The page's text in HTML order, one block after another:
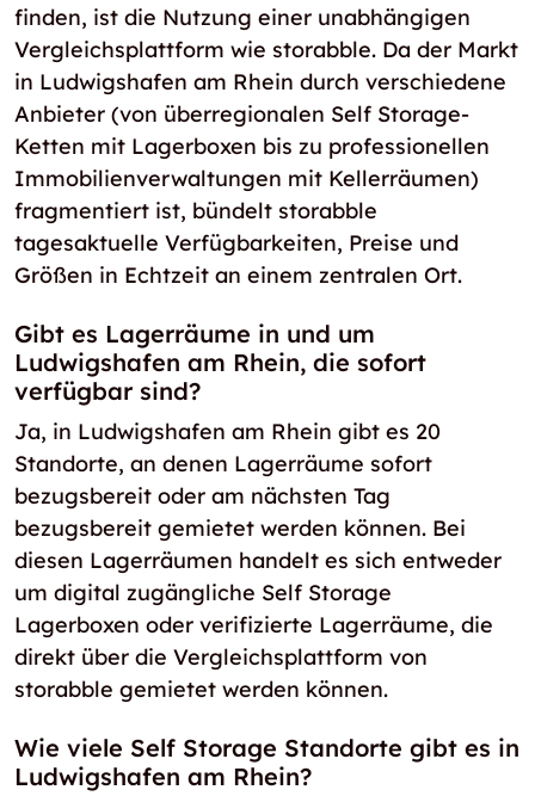
finden, ist die Nutzung einer unabhängigen
Vergleichsplattform wie storabble. Da der Markt
in Ludwigshafen am Rhein durch verschiedene
Anbieter (von überregionalen Self Storage-
Ketten mit Lagerboxen bis zu professionellen
Immobilienverwaltungen mit Kellerräumen)
fragmentiert ist, bündelt storabble
tagesaktuelle Verfügbarkeiten, Preise und
Größen in Echtzeit an einem zentralen Ort.
Gibt es Lagerräume in und um
Ludwigshafen am Rhein, die sofort
verfügbar sind?
Ja, in Ludwigshafen am Rhein gibt es 20
Standorte, an denen Lagerräume sofort
bezugsbereit oder am nächsten Tag
bezugsbereit gemietet werden können. Bei
diesen Lagerräumen handelt es sich entweder
um digital zugängliche Self Storage
Lagerboxen oder verifizierte Lagerräume, die
direkt über die Vergleichsplattform von
storabble gemietet werden können.
Wie viele Self Storage Standorte gibt es in
Ludwigshafen am Rhein?